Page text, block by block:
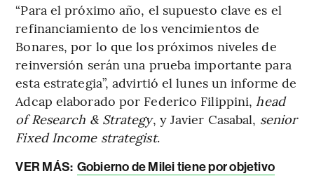
“Para el próximo año, el supuesto clave es el
refinanciamiento de los vencimientos de
Bonares, por lo que los próximos niveles de
reinversión serán una prueba importante para
esta estrategia”, advirtió el lunes un informe de
Adcap elaborado por Federico Filippini,head
of Research & Strategy, y Javier Casabal, senior
Fixed Income strategist.
VER MÁS: Gobierno de Milei tiene por objetivo